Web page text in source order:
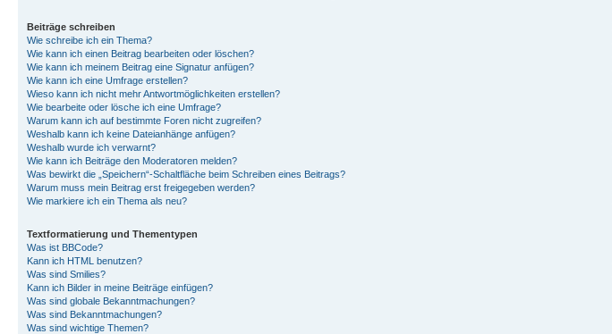
Beiträge schreiben
Wie schreibe ich ein Thema?
Wie kann ich einen Beitrag bearbeiten oder löschen?
Wie kann ich meinem Beitrag eine Signatur anfügen?
Wie kann ich eine Umfrage erstellen?
Wieso kann ich nicht mehr Antwortmöglichkeiten erstellen?
Wie bearbeite oder lösche ich eine Umfrage?
Warum kann ich auf bestimmte Foren nicht zugreifen?
Weshalb kann ich keine Dateianhänge anfügen?
Weshalb wurde ich verwarnt?
Wie kann ich Beiträge den Moderatoren melden?
Was bewirkt die „Speichern“-Schaltfläche beim Schreiben eines Beitrags?
Warum muss mein Beitrag erst freigegeben werden?
Wie markiere ich ein Thema als neu?
Textformatierung und Thementypen
Was ist BBCode?
Kann ich HTML benutzen?
Was sind Smilies?
Kann ich Bilder in meine Beiträge einfügen?
Was sind globale Bekanntmachungen?
Was sind Bekanntmachungen?
Was sind wichtige Themen?